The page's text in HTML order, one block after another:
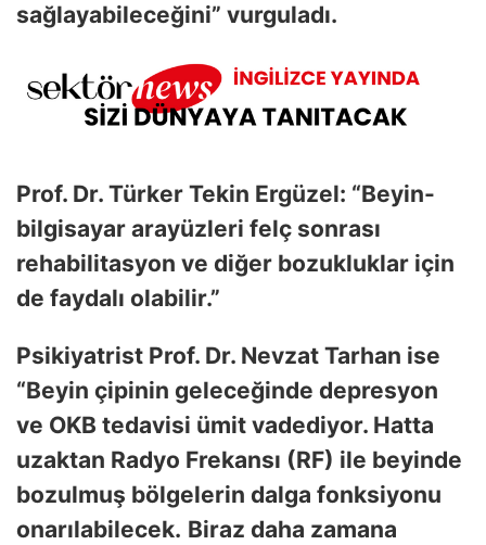
sağlayabileceğini” vurguladı.
Prof. Dr. Türker Tekin Ergüzel: “Beyin-
bilgisayar arayüzleri felç sonrası
rehabilitasyon ve diğer bozukluklar için
de faydalı olabilir.”
Psikiyatrist Prof. Dr. Nevzat Tarhan ise
“Beyin çipinin geleceğinde depresyon
ve OKB tedavisi ümit vadediyor. Hatta
uzaktan Radyo Frekansı (RF) ile beyinde
bozulmuş bölgelerin dalga fonksiyonu
onarılabilecek. Biraz daha zamana